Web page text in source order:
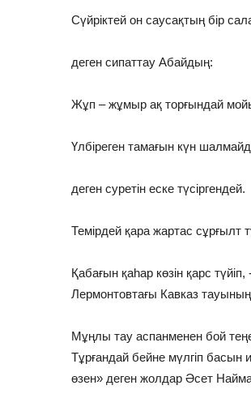
Сүйріктей он саусақтың бір
деген сипаттау Абайдың:
Жұп – жұмыр ақ торғындай
Үлбіреген тамағын күн
деген суретін еске түсіргендей.
Темірдей қара жартас сұрғылт
Қабағын қаһар көзін қарс
Лермонтовтағы Кавказ
Мұңлы тау аспанменен бой
Тұрғандай бейне мүлгіп
өзен» деген жолдар Әсет